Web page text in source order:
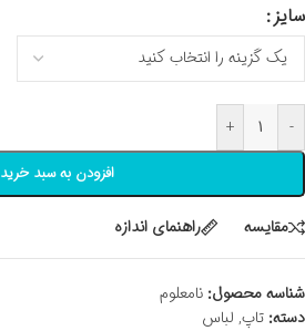
سایز
-
+
افزودن به سبد خرید
مقايسه راهنمای اندازه
شناسه محصول: نامعلوم
دسته: تاپ, لباس